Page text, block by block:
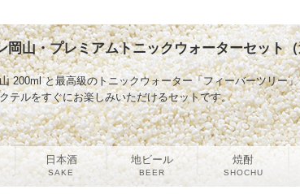
岡山・プレミアムトニックウォーターセット
200ml と最高級のトニックウォーター「フィーバーツリー
テルをすぐにお楽しみいただけるセットです。
日本酒
SAKE
地ビール
BEER
焼酎
SHOCHU